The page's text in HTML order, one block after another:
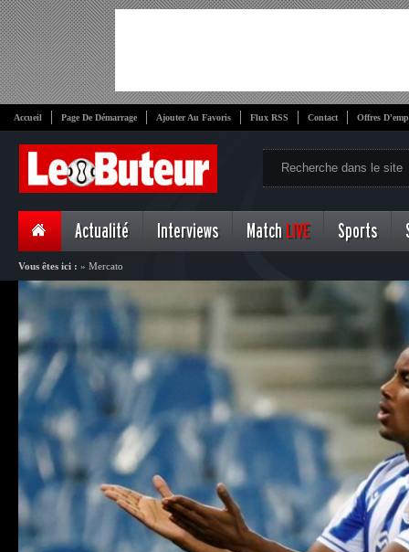
Accueil Page De Démarrage Ajouter Au Favoris Flux RSS Contact Offres
Actualité Interviews Match LIVE Sports
Vous êtes ici : » Mercato